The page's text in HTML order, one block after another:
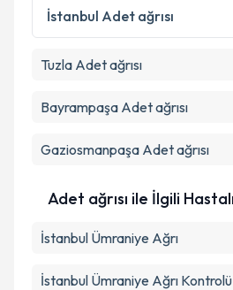
Metni
'ni okudum ve kişisel
kapsamda işlenmesini
İstanbul Adet ağrısı
Tuzla Adet ağrısı
Bayrampaşa Adet ağrısı
Gaziosmanpaşa Adet ağrısı
Adet ağrısı ile İlgili
İstanbul Ümraniye Ağrı
İstanbul Ümraniye Ağrı Kontrolü